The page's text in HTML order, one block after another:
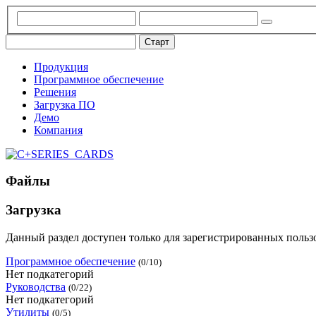
Продукция
Программное обеспечение
Решения
Загрузка ПО
Демо
Компания
Файлы
Загрузка
Данный раздел доступен только для зарегистрированных
Программное обеспечение (0/10)
Нет подкатегорий
Руководства (0/22)
Нет подкатегорий
Утилиты (0/5)